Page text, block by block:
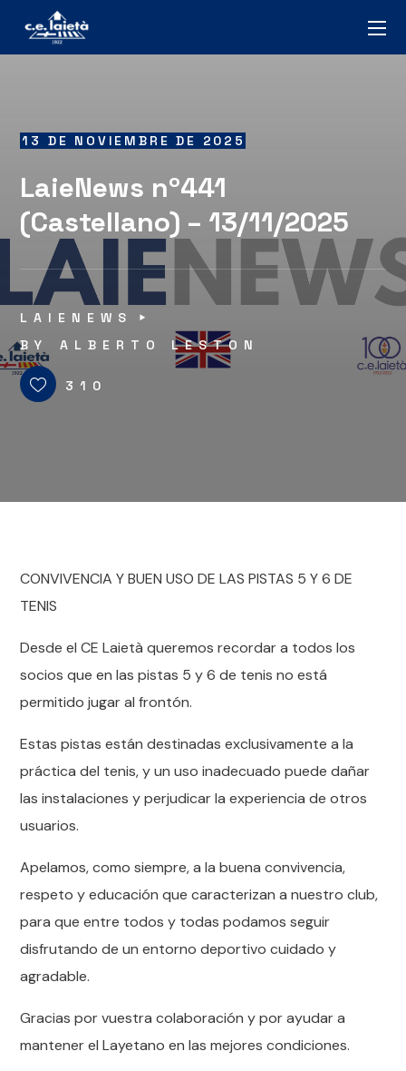
13 DE NOVIEMBRE DE 2025
LaieNews nº441
(Castellano) – 13/11/2025
LAIENEWS
BY ALBERTO LESTON
310
CONVIVENCIA Y BUEN USO DE LAS PISTAS 5 Y 6 DE
TENIS
Desde el CE Laietà queremos recordar a todos los
socios que en las pistas 5 y 6 de tenis no está
permitido jugar al frontón.
Estas pistas están destinadas exclusivamente a la
práctica del tenis, y un uso inadecuado puede dañar
las instalaciones y perjudicar la experiencia de otros
usuarios.
Apelamos, como siempre, a la buena convivencia,
respeto y educación que caracterizan a nuestro club,
para que entre todos y todas podamos seguir
disfrutando de un entorno deportivo cuidado y
agradable.
Gracias por vuestra colaboración y por ayudar a
mantener el Layetano en las mejores condiciones.